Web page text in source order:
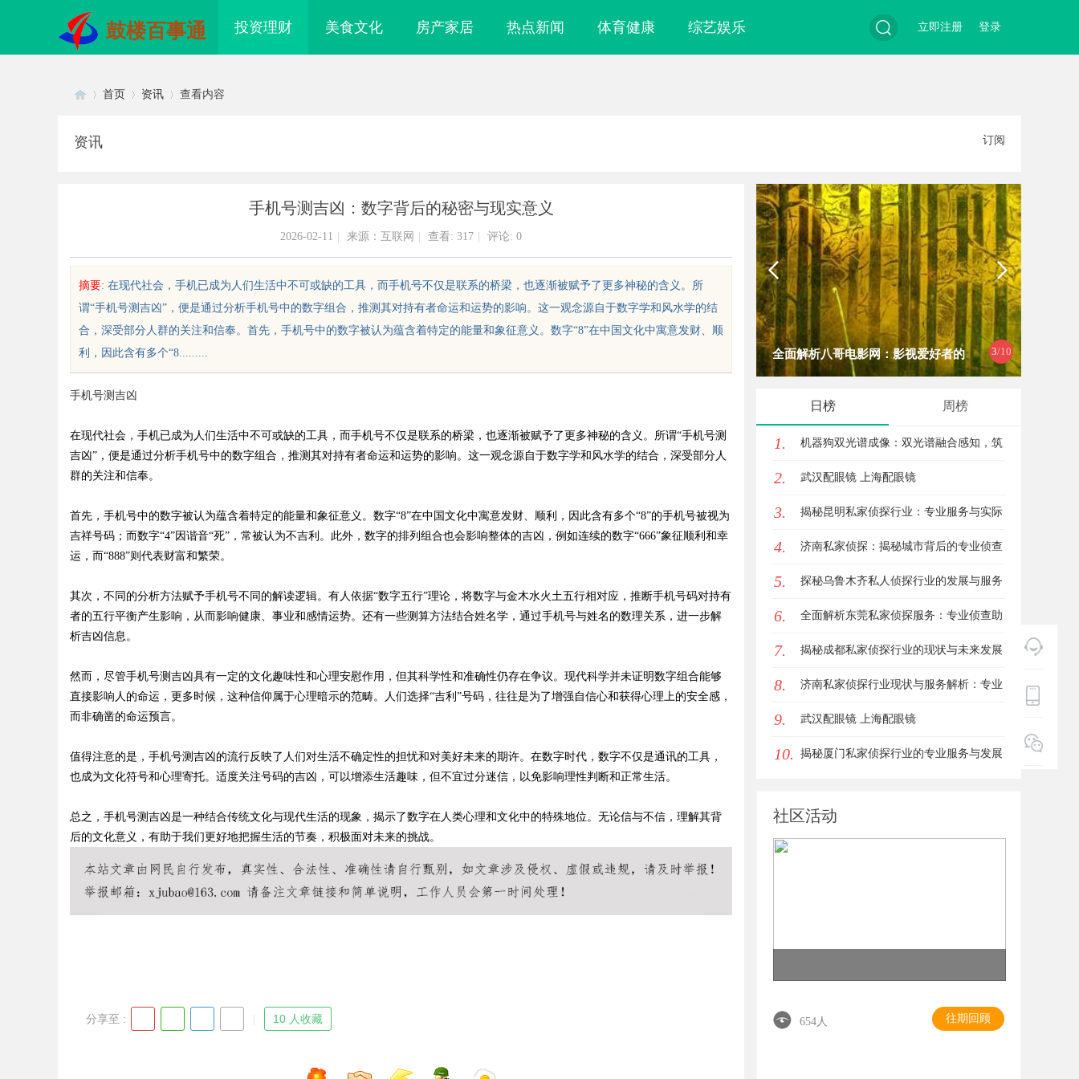
鼓楼百事通 投资理财 美食文化 房产家居 热点新闻 体育健康 综艺娱乐
索
登录
立即注册
uz
!
首页 资讯 查看内容
资讯 订阅
手机号测吉凶：数字背后的秘密与现实意义
2026-02-11 来源：互联网 查看: 317 评论: 0
摘要: 在现代社会，手机已成为人们生活中不可或缺的工具，而手机号不仅是联系的桥梁，也逐渐被赋予了更多神秘的含义。所
谓“手机号测吉凶”，便是通过分析手机号中的数字组合，推测其对持有者命运和运势的影响。这一观念源自于数字学和风水学的结
合，深受部分人群的关注和信奉。首先，手机号中的数字被认为蕴含着特定的能量和象征意义。数字“8”在中国文化中寓意发财、顺
利，因此含有多个“8.........
手机号测吉凶
在现代社会，手机已成为人们生活中不可或缺的工具，而手机号不仅是联系的桥梁，也逐渐被赋予了更多神秘的含义。所谓“手机号测
吉凶”，便是通过分析手机号中的数字组合，推测其对持有者命运和运势的影响。这一观念源自于数字学和风水学的结合，深受部分人
群的关注和信奉。
首先，手机号中的数字被认为蕴含着特定的能量和象征意义。数字“8”在中国文化中寓意发财、顺利，因此含有多个“8”的手机号被视为
吉祥号码；而数字“4”因谐音“死”，常被认为不吉利。此外，数字的排列组合也会影响整体的吉凶，例如连续的数字“666”象征顺利和幸
运，而“888”则代表财富和繁荣。
其次，不同的分析方法赋予手机号不同的解读逻辑。有人依据“数字五行”理论，将数字与金木水火土五行相对应，推断手机号码对持有
者的五行平衡产生影响，从而影响健康、事业和感情运势。还有一些测算方法结合姓名学，通过手机号与姓名的数理关系，进一步解
析吉凶信息。
然而，尽管手机号测吉凶具有一定的文化趣味性和心理安慰作用，但其科学性和准确性仍存在争议。现代科学并未证明数字组合能够
直接影响人的命运，更多时候，这种信仰属于心理暗示的范畴。人们选择“吉利”号码，往往是为了增强自信心和获得心理上的安全感，
而非确凿的命运预言。
值得注意的是，手机号测吉凶的流行反映了人们对生活不确定性的担忧和对美好未来的期许。在数字时代，数字不仅是通讯的工具，
也成为文化符号和心理寄托。适度关注号码的吉凶，可以增添生活趣味，但不宜过分迷信，以免影响理性判断和正常生活。
总之，手机号测吉凶是一种结合传统文化与现代生活的现象，揭示了数字在人类心理和文化中的特殊地位。无论信与不信，理解其背
后的文化意义，有助于我们更好地把握生活的节奏，积极面对未来的挑战。
分享至 : 10 人收藏
3/10
列：提升单品价值的秘密武器 全面解析八哥电影网：影视爱好者的
日榜 周榜
1. 机器狗双光谱成像：双光谱融合感知，筑
牢工矿机器狗全域巡检识别能力
2. 武汉配眼镜 上海配眼镜
3. 揭秘昆明私家侦探行业：专业服务与实际
案例分析
4. 济南私家侦探：揭秘城市背后的专业侦查
力量
5. 探秘乌鲁木齐私人侦探行业的发展与服务
优势
6. 全面解析东莞私家侦探服务：专业侦查助
您解决各种疑难问题
7. 揭秘成都私家侦探行业的现状与未来发展
趋势
8. 济南私家侦探行业现状与服务解析：专业
调查助您安心
9. 武汉配眼镜 上海配眼镜
10. 揭秘厦门私家侦探行业的专业服务与发展
社区活动
654人 往期回顾